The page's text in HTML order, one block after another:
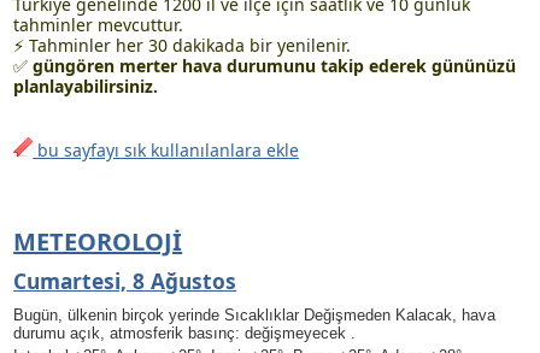
tahminler mevcuttur.
⚡ Tahminler her 30 dakikada bir yenilenir.
✅güngören merter hava durumunu takip ederek gününüzü
planlayabilirsiniz.
bu sayfayı sık kullanılanlara ekle
METEOROLOJI
Cumartesi, 8 Ağustos
Bugün, ülkenin birçok yerinde Sıcaklıklar Değişmeden Kalacak, hava
durumu açık, atmosferik basınç: değişmeyecek .